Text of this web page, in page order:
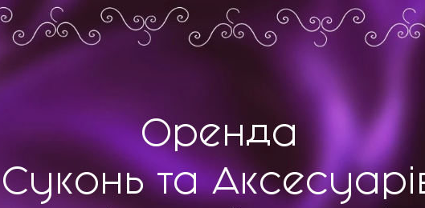
Оренда
Суконь та